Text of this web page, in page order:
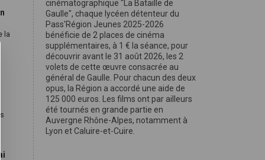
la
cinématographique "La Bataille de
Gaulle", chaque lycéen détenteur du
Pass'Région Jeunes 2025-2026
bénéficie de 2 places de cinéma
supplémentaires, à 1 € la séance, pour
découvrir avant le 31 août 2026, les 2
volets de cette œuvre consacrée au
général de Gaulle. Pour chacun des deux
opus, la Région a accordé une aide de
125 000 euros. Les films ont par ailleurs
été tournés en grande partie en
Auvergne Rhône-Alpes, notamment à
Lyon et Caluire-et-Cuire.